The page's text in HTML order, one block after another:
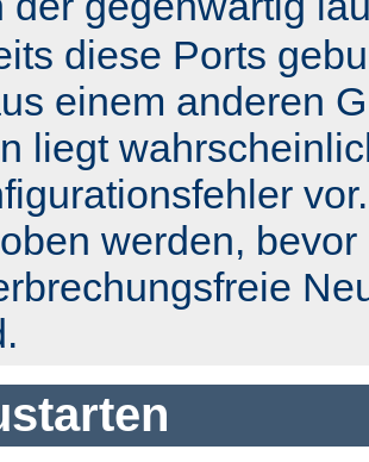
diese Ports
einem anderen
liegt
werden, bevor